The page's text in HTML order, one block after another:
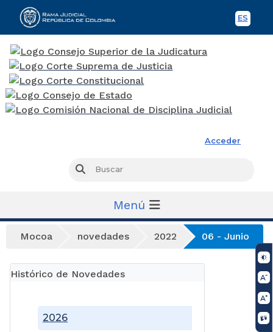
ES
Acceder
Buscar
Menú
Mocoa novedades 2022 06 - Junio
Histórico de Novedades
2026